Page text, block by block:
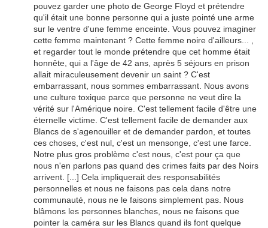
pouvez garder une photo de George Floyd et prétendre
qu'il était une bonne personne qui a juste pointé une arme
sur le ventre d'une femme enceinte. Vous pouvez imaginer
cette femme maintenant ? Cette femme noire d'ailleurs... ,
et regarder tout le monde prétendre que cet homme était
honnête, qui a l'âge de 42 ans, après 5 séjours en prison
allait miraculeusement devenir un saint ? C'est
embarrassant, nous sommes embarrassant. Nous avons
une culture toxique parce que personne ne veut dire la
vérité sur l'Amérique noire. C'est tellement facile d'être une
éternelle victime. C'est tellement facile de demander aux
Blancs de s'agenouiller et de demander pardon, et toutes
ces choses, c'est nul, c'est un mensonge, c'est une farce.
Notre plus gros problème c'est nous, c'est pour ça que
nous n'en parlons pas quand des crimes faits par des Noirs
arrivent. [...] Cela impliquerait des responsabilités
personnelles et nous ne faisons pas cela dans notre
communauté, nous ne le faisons simplement pas. Nous
blâmons les personnes blanches, nous ne faisons que
pointer la caméra sur les Blancs quand ils font quelque